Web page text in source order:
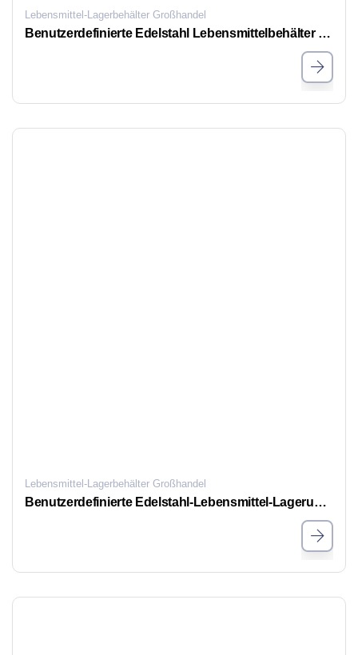
Lebensmittel-Lagerbehälter Großhandel
Benutzerdefinierte Edelstahl Lebensmittelbehälter Großhandel schön und mehrere Spezifikationen
Lebensmittel-Lagerbehälter Großhandel
Benutzerdefinierte Edelstahl-Lebensmittel-Lagerung-Container, kommerzielle Bulk Food Storage Containers zu verkaufen